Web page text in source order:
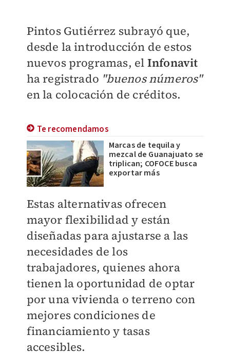
Pintos Gutiérrez subrayó que,
desde la introducción de estos
nuevos programas, el Infonavit
ha registrado "buenos números"
en la colocación de créditos.
Te recomendamos
Marcas de tequila y
mezcal de Guanajuato se
triplican; COFOCE busca
exportar más
Estas alternativas ofrecen
mayor flexibilidad y están
diseñadas para ajustarse a las
necesidades de los
trabajadores, quienes ahora
tienen la oportunidad de optar
por una vivienda o terreno con
mejores condiciones de
financiamiento y tasas
accesibles.